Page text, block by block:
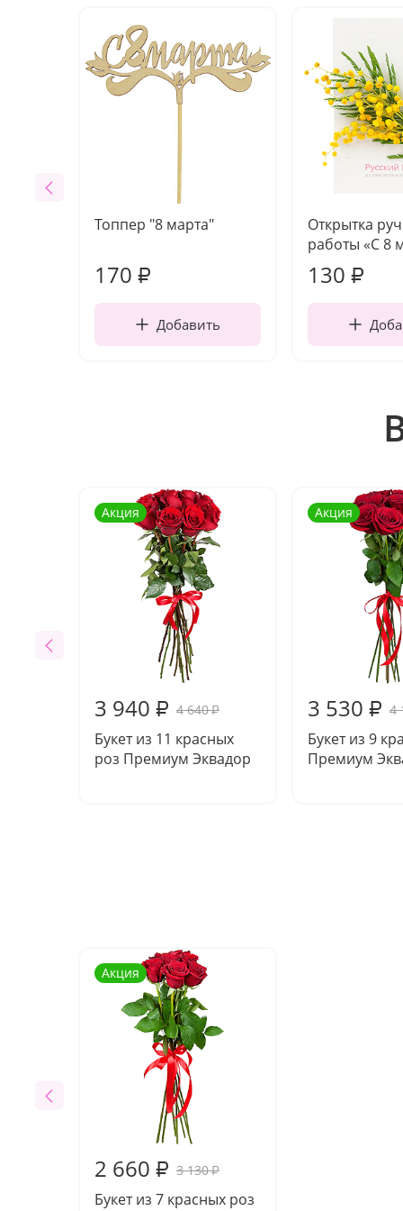
Топпер "8 марта"
170 ₽
Добавить
Открытка
работы «С 8
130 ₽
Акция
3 940 ₽ 4 640₽
Букет из 11 красных
роз Премиум Эквадор
Акция
3 530 ₽ 4
Букет из 9
Премиум
Акция
2 660 ₽ 3 130₽
Букет из 7 красных роз